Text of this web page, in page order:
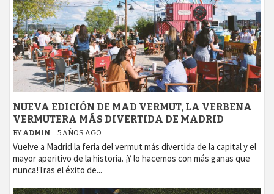
NUEVA EDICIÓN DE MAD VERMUT, LA VERBENA
VERMUTERA MÁS DIVERTIDA DE MADRID
BY ADMIN 5 AÑOS AGO
Vuelve a Madrid la feria del vermut más divertida de la capital y el
mayor aperitivo de la historia. ¡Y lo hacemos con más ganas que
nunca!Tras el éxito de...